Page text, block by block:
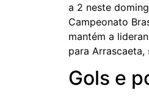
a 2 neste
Campeonato
mantém a
para
Gols e